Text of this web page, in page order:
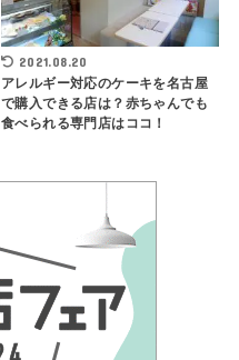
2021.08.20
アレルギー対応のケーキを名古屋
で購入できる店は？赤ちゃんでも
食べられる専門店はココ！